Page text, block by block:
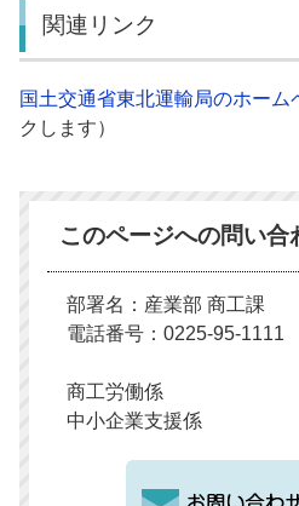
関連リンク
国土交通省東北運輸局のホーム
クします）
このページへの問い合
部署名：産業部 商工課
電話番号：0225-95-1111
商工労働係
中小企業支援係